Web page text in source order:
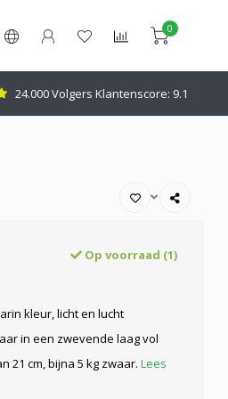
0
24.000 Volgers Klantenscore: 9.1
Op voorraad (1)
kleur, licht en lucht
in een zwevende laag vol
21 cm, bijna 5 kg zwaar. Lees